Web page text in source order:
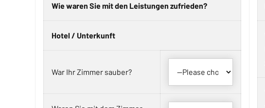
Wie waren Sie mit den Leistungen zufrieden?
Hotel / Unterkunft
War Ihr Zimmer sauber?